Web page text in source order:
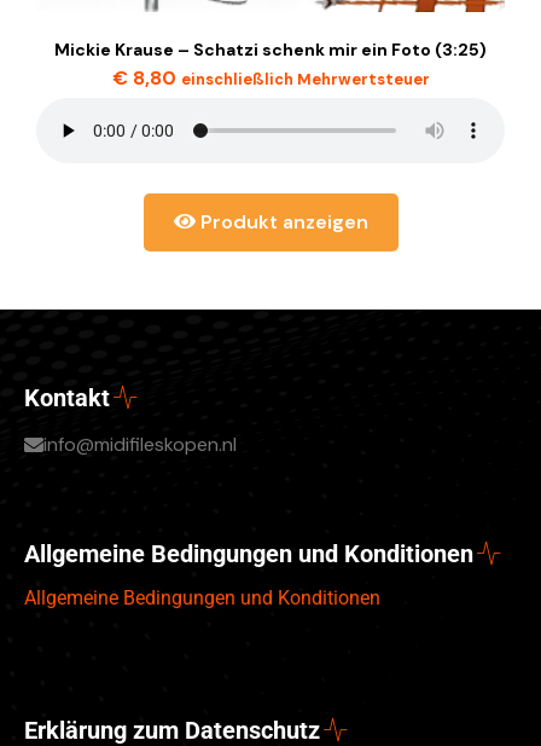
Mickie Krause – Schatzi schenk mir ein Foto (3:25)
€8,80 einschließlich Mehrwertsteuer
Produkt anzeigen
Kontakt
info@midifileskopen.nl
Allgemeine Bedingungen und Konditionen
Allgemeine Bedingungen und Konditionen
Erklärung zum Datenschutz